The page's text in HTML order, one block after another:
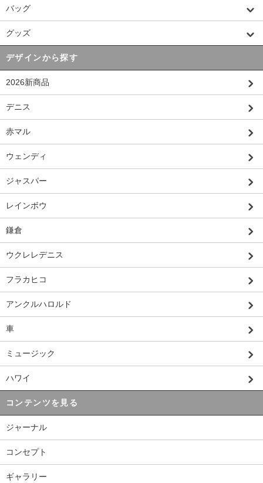
バッグ
グッズ
デザインから探す
2026新商品
デニス
赤マル
ウェンディ
ジャスパー
レインボウ
鎌倉
ウクレレデニス
フラカヒコ
アンクルハロルド
車
ミュージック
ハワイ
コンテンツを見る
ジャーナル
コンセプト
ギャラリー